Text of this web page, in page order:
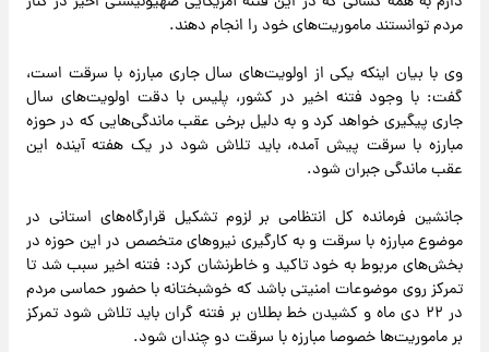
مردم توانستند ماموریت‌های خود را انجام دهند.
وی با بیان اینکه یکی از اولویت‌های سال جاری مبارزه با سرقت است،
گفت: با وجود فتنه اخیر در کشور، پلیس با دقت اولویت‌های سال
جاری پیگیری خواهد کرد و به دلیل برخی عقب ماندگی‌هایی که در حوزه
مبارزه با سرقت پیش آمده، باید تلاش شود در یک هفته آینده این
عقب ماندگی جبران شود.
جانشین فرمانده کل انتظامی بر لزوم تشکیل قرارگاه‌های استانی در
موضوع مبارزه با سرقت و به کارگیری نیرو‌های متخصص در این حوزه در
بخش‌های مربوط به خود تاکید و خاطرنشان کرد: فتنه اخیر سبب شد تا
تمرکز روی موضوعات امنیتی باشد که خوشبختانه با حضور حماسی مردم
در ۲۲ دی ماه و کشیدن خط بطلان بر فتنه گران باید تلاش شود تمرکز
بر ماموریت‌ها خصوصا مبارزه با سرقت دو چندان شود.